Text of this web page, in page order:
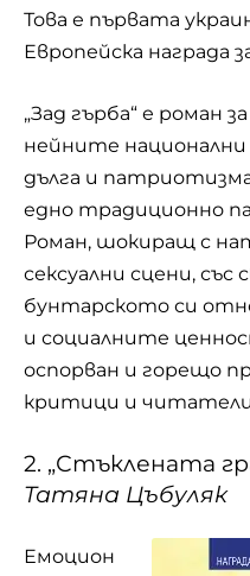
Това е първата
Европейска награда
„Зад гърба“ е роман
нейните национални
дълга и
едно традиционно
Роман, шокиращ с
сексуални сцени,
бунтарското си
и социалните
оспорван и горещо
критици и
2. „Стъклената
Татяна Цъбуляк
Емоцион